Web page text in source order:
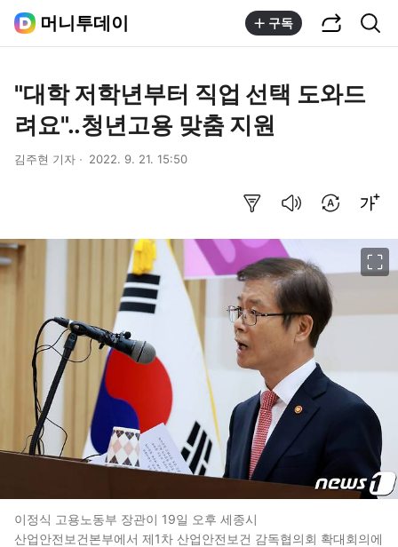
머니투데이 구독
"대학 저학년부터 직업 선택 도와드
려요"..청년고용 맞춤 지원
김주현 기자 2022. 9. 21. 15:50
이정식 고용노동부 장관이 19일 오후 세종시
산업안전보건본부에서 제1차 산업안전보건 감독협의회 확대회의에